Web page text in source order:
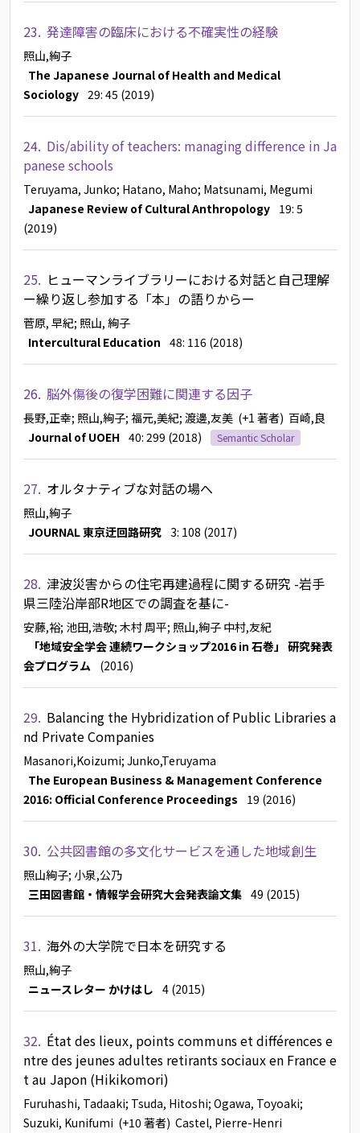
23. 発達障害の臨床における不確実性の経験
照山,絢子
The Japanese Journal of Health and Medical
Sociology 29: 45 (2019)
24. Dis/ability of teachers: managing difference in Ja
panese schools
Teruyama, Junko; Hatano, Maho; Matsunami, Megumi
Japanese Review of Cultural Anthropology 19: 5
(2019)
25. ヒューマンライブラリーにおける対話と自己理解
ー繰り返し参加する「本」の語りからー
菅原, 早紀; 照山, 絢子
Intercultural Education 48: 116 (2018)
26. 脳外傷後の復学困難に関連する因子
長野,正幸; 照山,絢子; 福元,美紀; 渡邊,友美 (+1 著者) 百崎,良
Journal of UOEH 40: 299 (2018) Semantic Scholar
27. オルタナティブな対話の場へ
照山,絢子
JOURNAL 東京迂回路研究 3: 108 (2017)
28. 津波災害からの住宅再建過程に関する研究 -岩手
県三陸沿岸部R地区での調査を基に-
安藤,裕; 池田,浩敬; 木村 周平; 照山,絢子 中村,友紀
「地域安全学会 連続ワークショップ2016 in 石巻」 研究発表
会プログラム (2016)
29. Balancing the Hybridization of Public Libraries a
nd Private Companies
Masanori,Koizumi; Junko,Teruyama
The European Business & Management Conference
2016: Official Conference Proceedings
19 (2016)
30. 公共図書館の多文化サービスを通した地域創生
照山絢子; 小泉,公乃
三田図書館・情報学会研究大会発表論文集 49 (2015)
31. 海外の大学院で日本を研究する
照山,絢子
ニュースレター かけはし 4 (2015)
32. État des lieux, points communs et différences e
ntre des jeunes adultes retirants sociaux en France e
t au Japon (Hikikomori)
Furuhashi, Tadaaki; Tsuda, Hitoshi; Ogawa, Toyoaki;
Suzuki, Kunifumi (+10 著者) Castel, Pierre-Henri